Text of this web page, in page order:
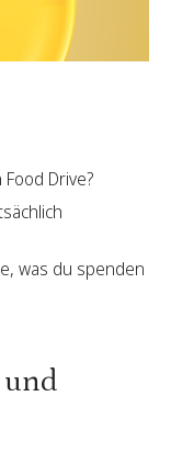
Drive?
was du spenden
und